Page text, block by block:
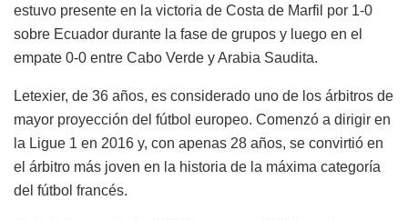
estuvo presente en la victoria de Costa de Marfil por 1-0
sobre Ecuador durante la fase de grupos y luego en el
empate 0-0 entre Cabo Verde y Arabia Saudita.
Letexier, de 36 años, es considerado uno de los árbitros de
mayor proyección del fútbol europeo. Comenzó a dirigir en
la Ligue 1 en 2016 y, con apenas 28 años, se convirtió en
el árbitro más joven en la historia de la máxima categoría
del fútbol francés.